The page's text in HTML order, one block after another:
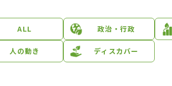
ALL 政治・行政
人の動き ディスカバー